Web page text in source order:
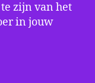
zijn van het
in jouw